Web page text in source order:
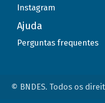
Instagram
Ajuda
Perguntas frequentes
© BNDES. Todos os